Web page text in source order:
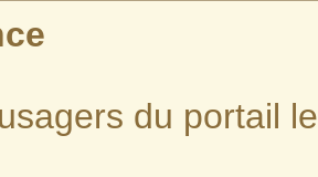
du portail